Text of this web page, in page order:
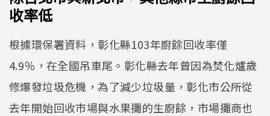
收率低
根據環保署資料，彰化縣103年廚餘回收率僅
4.9％，在全國吊車尾。彰化縣去年曾因為焚化爐歲
修爆發垃圾危機，為了減少垃圾量，彰化市公所從
去年開始回收市場與水果攤的生廚餘，市場攤商也